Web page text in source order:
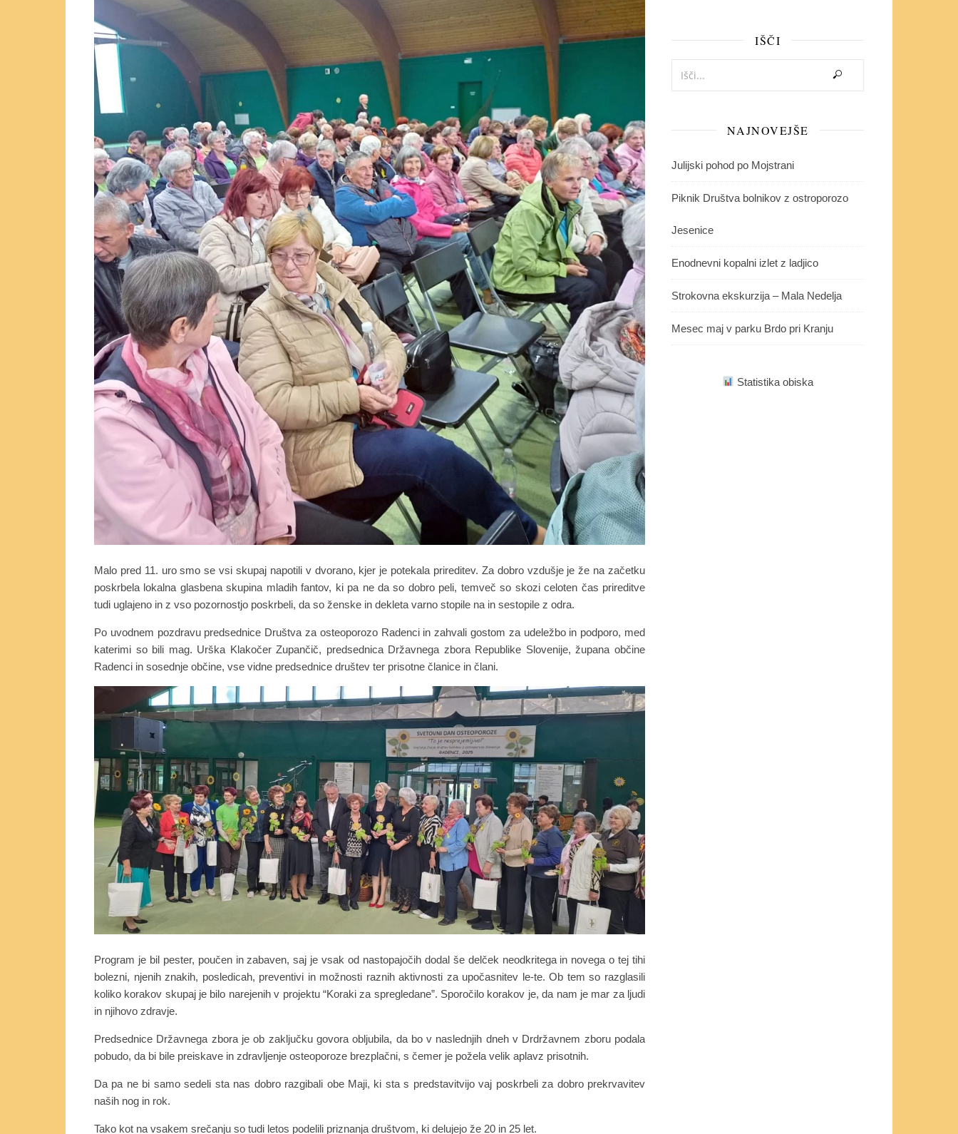
Malo pred 11. uro smo se vsi skupaj napotili v dvorano, kjer je potekala prireditev. Za dobro vzdušje je že na začetku
poskrbela lokalna glasbena skupina mladih fantov, ki pa ne da so dobro peli, temveč so skozi celoten čas prireditve
tudi uglajeno in z vso pozornostjo poskrbeli, da so ženske in dekleta varno stopile na in sestopile z odra.
Po uvodnem pozdravu predsednice Društva za osteoporozo Radenci in zahvali gostom za udeležbo in podporo, med
katerimi so bili mag. Urška Klakočer Zupančič, predsednica Državnega zbora Republike Slovenije, župana občine
Radenci in sosednje občine, vse vidne predsednice društev ter prisotne članice in člani.
Program je bil pester, poučen in zabaven, saj je vsak od nastopajočih dodal še delček neodkritega in novega o tej tihi
bolezni, njenih znakih, posledicah, preventivi in možnosti raznih aktivnosti za upočasnitev le-te. Ob tem so razglasili
koliko korakov skupaj je bilo narejenih v projektu “Koraki za spregledane”. Sporočilo korakov je, da nam je mar za ljudi
in njihovo zdravje.
Predsednice Državnega zbora je ob zaključku govora obljubila, da bo v naslednjih dneh v Drdržavnem zboru podala
pobudo, da bi bile preiskave in zdravljenje osteoporoze brezplačni, s čemer je požela velik aplavz prisotnih.
Da pa ne bi samo sedeli sta nas dobro razgibali obe Maji, ki sta s predstavitvijo vaj poskrbeli za dobro prekrvavitev
naših nog in rok.
Tako kot na vsakem srečanju so tudi letos podelili priznanja društvom, ki delujejo že 20 in 25 let.
IŠČI
NAJNOVEJŠE
Julijski pohod po Mojstrani
Piknik Društva bolnikov z ostroporozo
Jesenice
Enodnevni kopalni izlet z ladjico
Strokovna ekskurzija – Mala Nedelja
Mesec maj v parku Brdo pri Kranju
Statistika obiska